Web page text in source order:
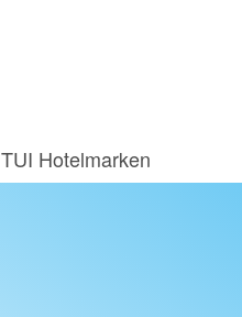
TUI Hotelmarken